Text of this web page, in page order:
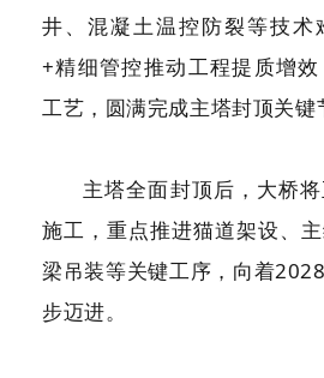
井、混凝土温控防裂等技术
+精细管控推动工程提质增
工艺，圆满完成主塔封顶关键
主塔全面封顶后，大桥
施工，重点推进猫道架设、
梁吊装等关键工序，向着
步迈进。